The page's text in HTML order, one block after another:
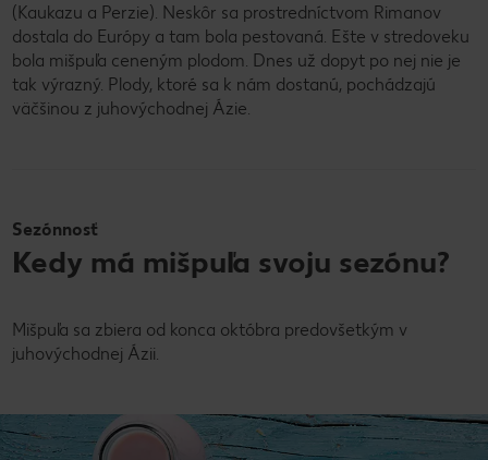
(Kaukazu a Perzie). Neskôr sa prostredníctvom Rimanov
dostala do Európy a tam bola pestovaná. Ešte v stredoveku
bola mišpuľa ceneným plodom. Dnes už dopyt po nej nie je
tak výrazný. Plody, ktoré sa k nám dostanú, pochádzajú
väčšinou z juhovýchodnej Ázie.
Sezónnosť
Kedy má mišpuľa svoju sezónu?
Mišpuľa sa zbiera od konca októbra predovšetkým v
juhovýchodnej Ázii.